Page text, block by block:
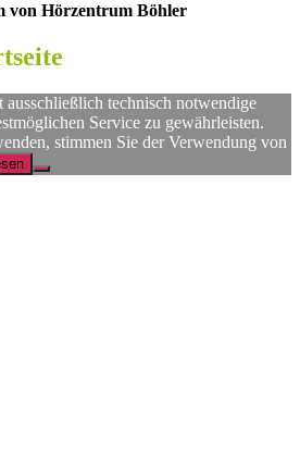
von Hörzentrum Böhler
ausschließlich technisch notwendige
Service zu gewährleisten.
stimmen Sie der Verwendung von